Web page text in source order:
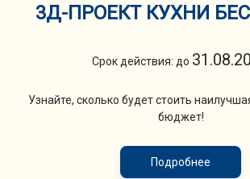
3Д-ПРОЕКТ КУХНИ
Срок действия: до
Узнайте, сколько будет стоить
бюджет!
Подробнее